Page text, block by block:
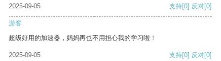
2025-09-05
支持[0] 反对[0]
游客
超级好用的加速器，妈妈再也不用担心我的学习啦！
2025-09-05 支持[0] 反对[0]